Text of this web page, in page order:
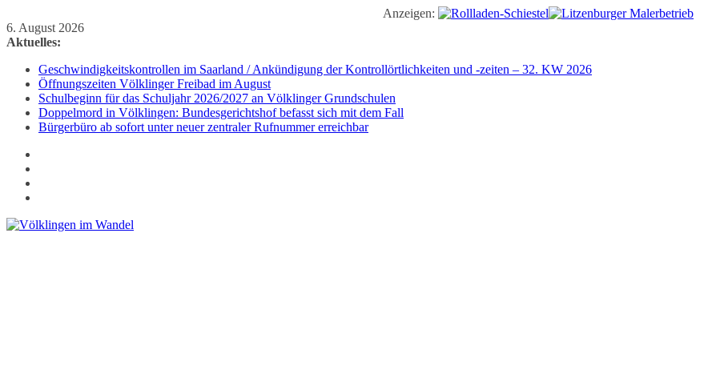
Anzeigen:
Zum
Inhalt
6. August 2026
Aktuelles:
Geschwindigkeitskontrollen im Saarland / Ankündigung der Kontrollörtlichkeiten und -zeiten – 32. KW 2026
Öffnungszeiten Völklinger Freibad im August
Schulbeginn für das Schuljahr 2026/2027 an Völklinger Grundschulen
Doppelmord in Völklingen: Bundesgerichtshof befasst sich mit dem Fall
Bürgerbüro ab sofort unter neuer zentraler Rufnummer erreichbar